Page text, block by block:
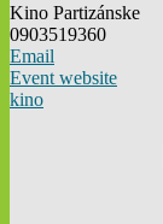
Kino Partizánske
0903519360
Email
Event website
kino